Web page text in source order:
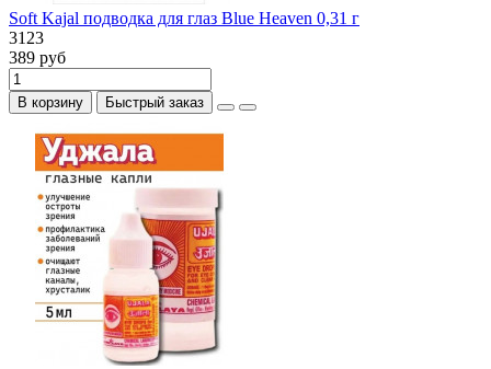
Soft Kajal подводка для глаз Blue Heaven 0,31 г
3123
389 руб
В корзину Быстрый заказ